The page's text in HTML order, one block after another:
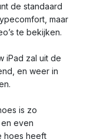
de standaard
maar
te bekijken.
iPad zal uit de
en weer in
is zo
even
hoes heeft